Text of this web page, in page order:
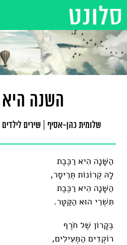
השנה
שלומית כהן-אסיף שירים לילדים
הַשָּׁנָה הִיא רַכֶּבֶת
לָהּ קְרוֹנוֹת תְּרֵיסָר,
הַשָּׁנָה הִיא רַכֶּבֶת
תִּשְׁרֵי הוּא הַקַּטָּר.
בְּקָרוֹן שֶׁל חֹרֶף
רוֹקְדִים הַמְּעִילִים,